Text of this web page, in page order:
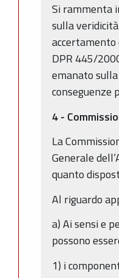
Si rammenta
sulla
accertamento
DPR 445/
emanato
conseguenze
4 -
La
Generale
quanto
Al riguardo
a) Ai sensi e
possono
1) i